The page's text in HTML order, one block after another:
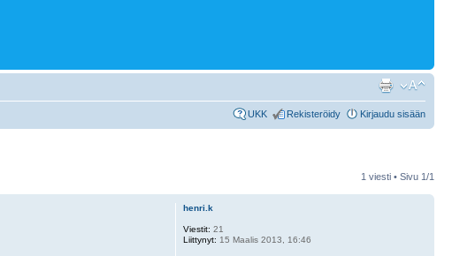
UKK Rekisteröidy Kirjaudu sisään
1 viesti • Sivu 1/1
henri.k
Viestit: 21
Liittynyt: 15 Maalis 2013, 16:46